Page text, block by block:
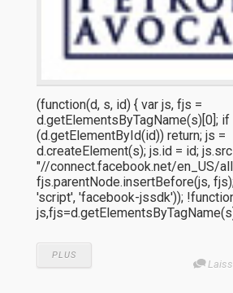
(function(d, s, id) { var js, fjs =
d.getElementsByTagName(s)[0]; if
(d.getElementById(id)) return; js =
d.createElement(s); js.id = id;
"//connect.facebook.net/en_US/
fjs.parentNode.insertBefore(js,
'script', 'facebook-jssdk'));
PLUS